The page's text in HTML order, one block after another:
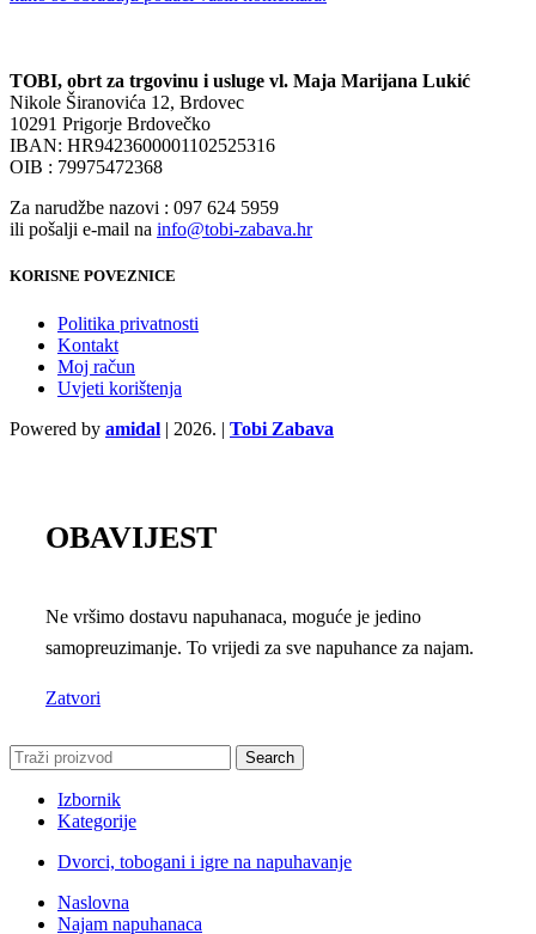
TOBI, obrt za trgovinu i usluge vl. Maja Marijana Lukić
Nikole Širanovića 12, Brdovec
10291 Prigorje Brdovečko
IBAN: HR9423600001102525316
OIB : 79975472368
Za narudžbe nazovi : 097 624 5959
ili pošalji e-mail na info@tobi-zabava.hr
KORISNE POVEZNICE
Politika privatnosti
Kontakt
Moj račun
Uvjeti korištenja
Powered by amidal | 2026. | Tobi Zabava
OBAVIJEST
Ne vršimo dostavu napuhanaca, moguće je jedino
samopreuzimanje. To vrijedi za sve napuhance za najam.
Zatvori
Search
Izbornik
Kategorije
Dvorci, tobogani i igre na napuhavanje
Naslovna
Najam napuhanaca